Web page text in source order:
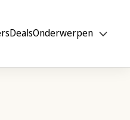
DealsOnderwerpen